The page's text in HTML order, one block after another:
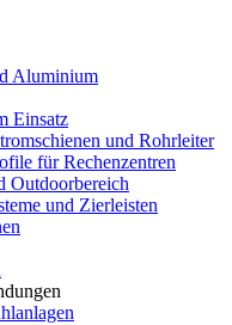
Aluminium
Einsatz
und Rohrleiter
für Rechenzentren
Outdoorbereich
und Zierleisten